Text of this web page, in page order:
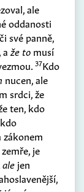
ale
oddanosti
své panně,
že to musí
37Kdo
nucen, ale
srdci, že
ten, kdo
zákonem
je
ale jen